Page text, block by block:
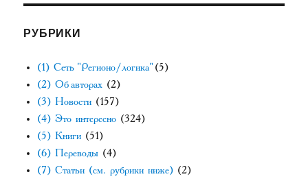
РУБРИКИ
(1) Сеть "Регионо/логика"(5)
(2) Об авторах (2)
(3) Новости (157)
(4) Это интересно (324)
(5) Книги (51)
(6) Переводы (4)
(7) Статьи (см. рубрики ниже) (2)